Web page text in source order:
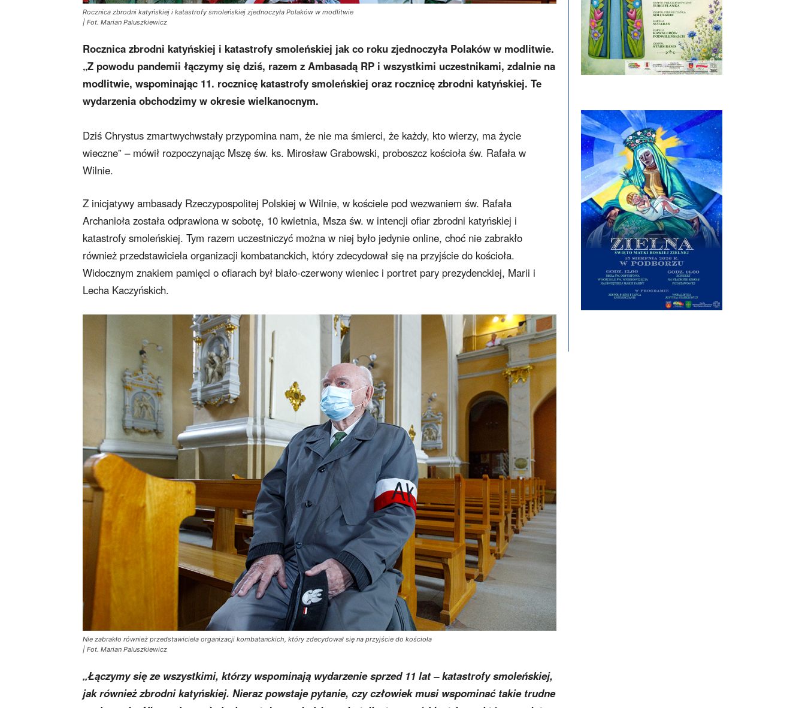
Rocznica zbrodni katyńskiej i katastrofy smoleńskiej zjednoczyła Polaków w modlitwie
| Fot. Marian Paluszkiewicz
Rocznica zbrodni katyńskiej i katastrofy smoleńskiej jak co roku zjednoczyła Polaków w modlitwie.
„Z powodu pandemii łączymy się dziś, razem z Ambasadą RP i wszystkimi uczestnikami, zdalnie na
modlitwie, wspominając 11. rocznicę katastrofy smoleńskiej oraz rocznicę zbrodni katyńskiej. Te
wydarzenia obchodzimy w okresie wielkanocnym.
Dziś Chrystus zmartwychwstały przypomina nam, że nie ma śmierci, że każdy, kto wierzy, ma życie
wieczne” – mówił rozpoczynając Mszę św. ks. Mirosław Grabowski, proboszcz kościoła św. Rafała w
Wilnie.
Z inicjatywy ambasady Rzeczypospolitej Polskiej w Wilnie, w kościele pod wezwaniem św. Rafała
Archanioła została odprawiona w sobotę, 10 kwietnia, Msza św. w intencji ofiar zbrodni katyńskiej i
katastrofy smoleńskiej. Tym razem uczestniczyć można w niej było jedynie online, choć nie zabrakło
również przedstawiciela organizacji kombatanckich, który zdecydował się na przyjście do kościoła.
Widocznym znakiem pamięci o ofiarach był biało-czerwony wieniec i portret pary prezydenckiej, Marii i
Lecha Kaczyńskich.
Nie zabrakło również przedstawiciela organizacji kombatanckich, który zdecydował się na przyjście do kościoła
| Fot. Marian Paluszkiewicz
„Łączymy się ze wszystkimi, którzy wspominają wydarzenie sprzed 11 lat – katastrofy smoleńskiej,
jak również zbrodni katyńskiej. Nieraz powstaje pytanie, czy człowiek musi wspominać takie trudne